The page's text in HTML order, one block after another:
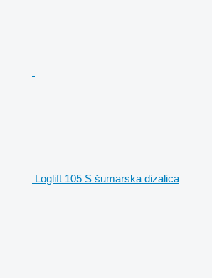
Loglift 105 S šumarska dizalica